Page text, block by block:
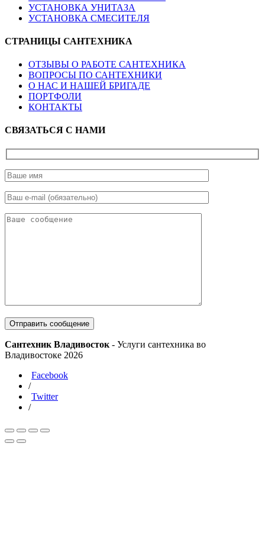
УСТАНОВКА УНИТАЗА
УСТАНОВКА СМЕСИТЕЛЯ
СТРАНИЦЫ САНТЕХНИКА
ОТЗЫВЫ О РАБОТЕ САНТЕХНИКА
ВОПРОСЫ ПО САНТЕХНИКИ
О НАС И НАШЕЙ БРИГАДЕ
ПОРТФОЛИ
КОНТАКТЫ
СВЯЗАТЬСЯ С НАМИ
Отправить сообщение
Сантехник Владивосток - Услуги сантехника во
Владивостоке 2026
Facebook
/
Twitter
/